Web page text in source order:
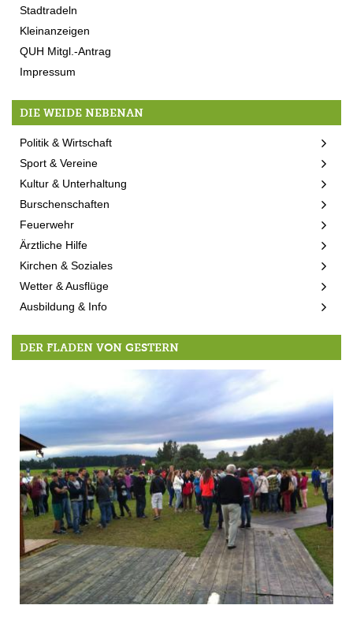
Stadtradeln
Kleinanzeigen
QUH Mitgl.-Antrag
Impressum
DIE WEIDE NEBENAN
Politik & Wirtschaft
Sport & Vereine
Kultur & Unterhaltung
Burschenschaften
Feuerwehr
Ärztliche Hilfe
Kirchen & Soziales
Wetter & Ausflüge
Ausbildung & Info
DER FLADEN VON GESTERN